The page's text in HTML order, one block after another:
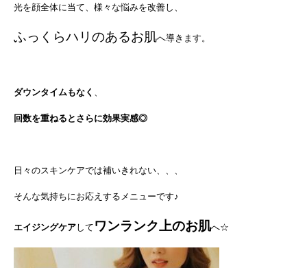
光を顔全体に当て、様々な悩みを改善し、
ふっくらハリのあるお肌へ導きます。
ダウンタイムもなく 、
回数を重ねるとさらに効果実感◎
日々のスキンケアでは補いきれない、、、
そんな気持ちにお応えするメニューです♪
エイジングケアしてワンランク上のお肌へ☆